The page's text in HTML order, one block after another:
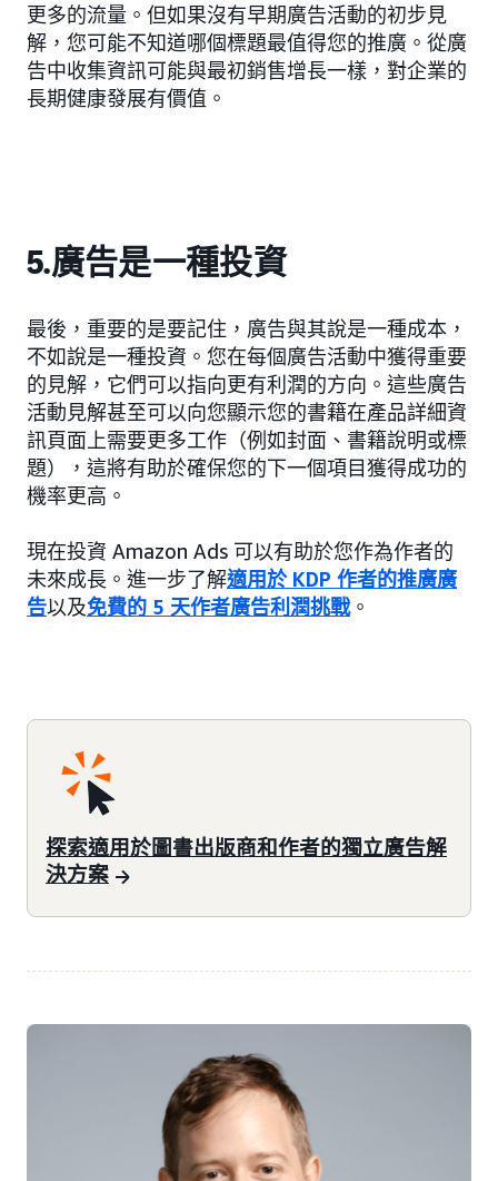
更多的流量。但如果沒有早期廣告活動的初步見
解，您可能不知道哪個標題最值得您的推廣。從廣
告中收集資訊可能與最初銷售增長一樣，對企業的
長期健康發展有價值。
5.廣告是一種投資
最後，重要的是要記住，廣告與其說是一種成本，
不如說是一種投資。您在每個廣告活動中獲得重要
的見解，它們可以指向更有利潤的方向。這些廣告
活動見解甚至可以向您顯示您的書籍在產品詳細資
訊頁面上需要更多工作（例如封面、書籍說明或標
題），這將有助於確保您的下一個項目獲得成功的
機率更高。
現在投資 Amazon Ads 可以有助於您作為作者的
未來成長。進一步了解適用於 KDP 作者的推廣廣
告以及免費的 5 天作者廣告利潤挑戰。
探索適用於圖書出版商和作者的獨立廣告解
決方案